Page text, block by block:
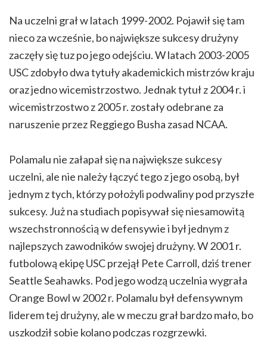
Na uczelni grał w latach 1999-2002. Pojawił się tam
nieco za wcześnie, bo największe sukcesy drużyny
zaczęły się tuz po jego odejściu. W latach 2003-2005
USC zdobyło dwa tytuły akademickich mistrzów kraju
oraz jedno wicemistrzostwo. Jednak tytuł z 2004 r. i
wicemistrzostwo z 2005 r. zostały odebrane za
naruszenie przez Reggiego Busha zasad NCAA.
Polamalu nie załapał się na największe sukcesy
uczelni, ale nie należy łączyć tego z jego osobą, był
jednym z tych, którzy położyli podwaliny pod przyszłe
sukcesy. Już na studiach popisywał się niesamowitą
wszechstronnością w defensywie i był jednym z
najlepszych zawodników swojej drużyny. W 2001 r.
futbolową ekipę USC przejął Pete Carroll, dziś trener
Seattle Seahawks. Pod jego wodzą uczelnia wygrała
Orange Bowl w 2002 r. Polamalu był defensywnym
liderem tej drużyny, ale w meczu grał bardzo mało, bo
uszkodził sobie kolano podczas rozgrzewki.